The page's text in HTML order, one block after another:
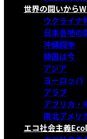
世界の闘いから
ウクライナ
日本各地の
沖縄闘争
韓国は今
アジア
ヨーロッパ
アラブ
アフリカ・
南北アメリ
エコ社会主義